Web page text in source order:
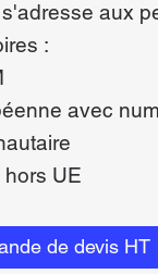
aux
:
avec
hors UE
de devis HT